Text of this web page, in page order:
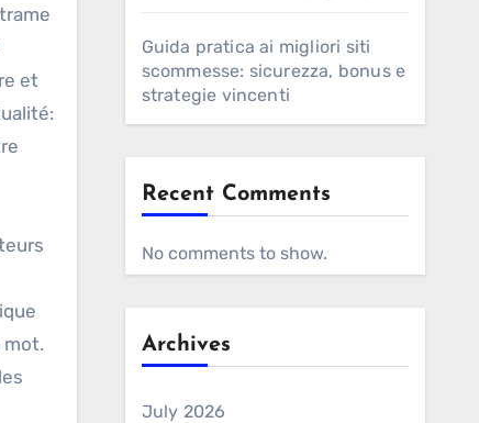
et
mot.
Guida pratica ai migliori siti
scommesse: sicurezza, bonus e
strategie vincenti
Recent Comments
No comments to show.
Archives
July 2026